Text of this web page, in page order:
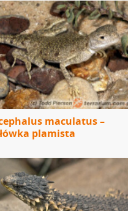
maculatus –
plamista